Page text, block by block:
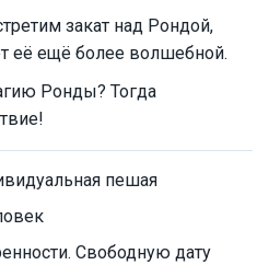
закат над Рондой,
её ещё более волшебной.
Ронды? Тогда
пешая
Свободную дату